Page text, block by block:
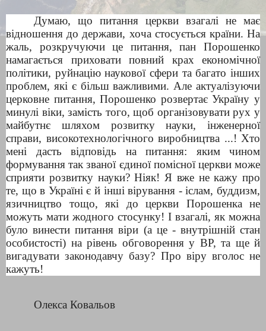
Думаю, що питання церкви взагалі не має
відношення до держави, хоча стосується країни. На
жаль, розкручуючи це питання, пан Порошенко
намагається приховати повний крах економічної
політики, руйнацію наукової сфери та багато інших
проблем, які є більш важливими. Але актуалізуючи
церковне питання, Порошенко розвертає Україну у
минулі віки, замість того, щоб організовувати рух у
майбутнє шляхом розвитку науки, інженерної
справи, високотехнологічного виробництва ...! Хто
мені дасть відповідь на питання: яким чином
формування так званої єдиної помісної церкви може
сприяти розвитку науки? Ніяк! Я вже не кажу про
те, що в Україні є й інші вірування - іслам, буддизм,
язичництво тощо, які до церкви Порошенка не
можуть мати жодного стосунку! І взагалі, як можна
було винести питання віри (а це - внутрішній стан
особистості) на рівень обговорення у ВР, та ще й
вигадувати законодавчу базу? Про віру вголос не
кажуть!
Олекса Ковальов